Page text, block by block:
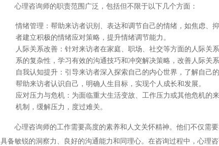
心理咨询师的职责范围广泛，包括但不限于以下几个方面：
情绪管理 ：帮助来访者识别、表达和调节自己的情绪，如焦虑
者建立积极的情绪应对策略，提升情绪调节能力。
人际关系改善：针对来访者在家庭、职场、社交等方面的人际关
系的复杂性，学习有效的沟通技巧和冲突解决策略，改善人际关系
自我认知提升：引导来访者深入探索自己的内心世界，了解自己
帮助来访者认识自己，明确人生目标，实现个人成长和发展。
应对压力与危机：为面临重大生活变故、工作压力或其他危机的
机制，缓解压力，度过难关。
心理咨询师的工作需要高度的素养和人文关怀精神。他们不仅需
具备敏锐的洞察力、良好的沟通能力和同理心。在咨询过程中，心理